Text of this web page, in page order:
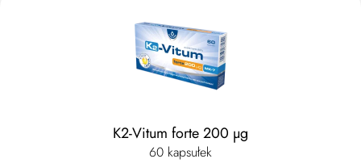
K2-Vitum forte 200 μg
60 kapsułek